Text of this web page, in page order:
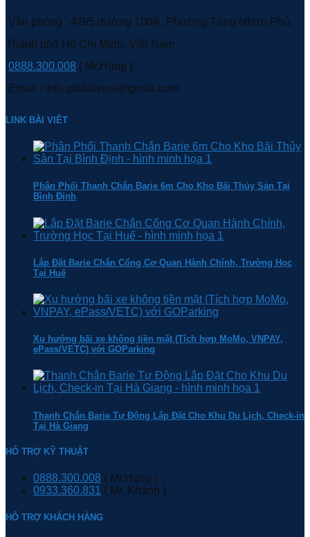
Văn phòng : 4/9/5 đường 100A, Phường Tăng Nhơn Phú,
Thành phố Hồ Chí Minh, Việt Nam
0888.300.008 ( Mr.Hùng )
Email : info.globalvina@gmail.com
LINK BÀI VIÊT
Phân Phối Thanh Chắn Barie 6m Cho Kho Bãi Thủy Sản Tại
Bình Định
Lắp Đặt Barie Chắn Cổng Cơ Quan Hành Chính, Trường Học
Tại Huế
Xu hướng bãi xe không tiền mặt (Tích hợp MoMo, VNPAY,
ePass/VETC) với GOParking
Thanh Chắn Barie Tự Động Lắp Đặt Cho Khu Du Lịch, Check-in
Tại Hà Giang
HỖ TRỢ KỸ THUẬT
0888.300.008 ( Mr.Hùng )
0933.360.831 ( Mr. Khánh )
HỖ TRỢ KHÁCH HÀNG